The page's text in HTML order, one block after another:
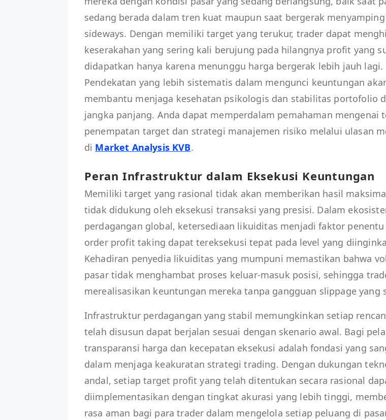
sedang berada dalam tren kuat maupun saat bergerak
sideways. Dengan memiliki target yang terukur, trader dapat
keserakahan yang sering kali berujung pada hilangnya profit yang
didapatkan hanya karena menunggu harga bergerak lebih jauh lagi.
Pendekatan yang lebih sistematis dalam mengunci keuntungan
membantu menjaga kesehatan psikologis dan stabilitas portofolio
jangka panjang. Anda dapat memperdalam pemahaman mengenai
penempatan target dan strategi manajemen risiko melalui ulasan
di Market Analysis KVB.
Peran Infrastruktur dalam Eksekusi Keuntungan
Memiliki target yang rasional tidak akan memberikan hasil
tidak didukung oleh eksekusi transaksi yang presisi. Dalam
perdagangan global, ketersediaan likuiditas menjadi faktor penentu
order profit taking dapat tereksekusi tepat pada level yang
Kehadiran penyedia likuiditas yang mumpuni memastikan bahwa
pasar tidak menghambat proses keluar-masuk posisi, sehingga
merealisasikan keuntungan mereka tanpa gangguan slippage yang
Infrastruktur perdagangan yang stabil memungkinkan setiap
telah disusun dapat berjalan sesuai dengan skenario awal. Bagi
transparansi harga dan kecepatan eksekusi adalah fondasi yang
dalam menjaga keakuratan strategi trading. Dengan dukungan
andal, setiap target profit yang telah ditentukan secara rasional
diimplementasikan dengan tingkat akurasi yang lebih tinggi,
rasa aman bagi para trader dalam mengelola setiap peluang di